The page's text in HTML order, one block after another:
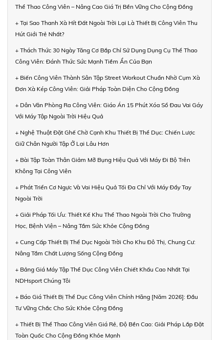
Thể Thao Công Viên – Nâng Cao Giá Trị Bền Vững Cho Cộng Đồng
+ Tại Sao Thanh Xà Hít Đất Ngoài Trời Lại Là Thiết Bị Công Viên Thu
Hút Giới Trẻ Nhất?
+ Thách Thức 30 Ngày Tăng Cơ Bắp Chỉ Sử Dụng Dụng Cụ Thể Thao
Công Viên: Đánh Thức Sức Mạnh Tiềm Ẩn Của Bạn
+ Biến Công Viên Thành Sân Tập Street Workout Chuẩn Nhờ Cụm Xà
Đơn Xà Kép Công Viên: Giải Pháp Toàn Diện Cho Cộng Đồng
+ Dân Văn Phòng Ra Công Viên: Giáo Án 15 Phút Xóa Sổ Đau Vai Gáy
Với Máy Tập Ngoài Trời Hiệu Quả
+ Nghệ Thuật Đặt Ghế Chờ Cạnh Khu Thiết Bị Thể Dục: Chiến Lược
Giữ Chân Người Tập Ở Lại Lâu Hơn
+ Bài Tập Toàn Thân Giảm Mỡ Bụng Hiệu Quả Với Máy Đi Bộ Trên
Không Tại Công Viên
+ Phát Triển Cơ Ngực Và Vai Hiệu Quả Tối Đa Chỉ Với Máy Đẩy Tay
Ngoài Trời
+ Giải Pháp Tối Ưu: Thiết Kế Khu Thể Thao Ngoài Trời Cho Trường
Học, Bệnh Viện – Nâng Tầm Sức Khỏe Cộng Đồng
+ Cung Cấp Thiết Bị Thể Dục Ngoài Trời Cho Khu Đô Thị, Chung Cư:
Nâng Tầm Chất Lượng Sống Cộng Đồng
+ Bảng Giá Máy Tập Thể Dục Công Viên Chiết Khấu Cao Nhất Tại
NDHsport Chúng Tôi
+ Báo Giá Thiết Bị Thể Dục Công Viên Chính Hãng [Năm 2026]: Đầu
Tư Vững Chắc Cho Sức Khỏe Cộng Đồng
+ Thiết Bị Thể Thao Công Viên Giá Rẻ, Độ Bền Cao: Giải Pháp Lắp Đặt
Toàn Quốc Cho Cộng Đồng Khỏe Mạnh